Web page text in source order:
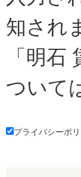
知され
「明
ついて
プライバシーポ